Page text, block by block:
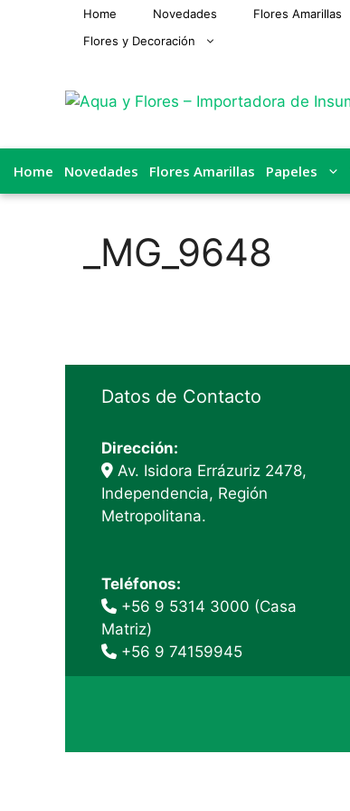
Home Novedades Flores Amarillas
Flores y Decoración
Home Novedades Flores Amarillas Papeles
_MG_9648
Datos de Contacto
Dirección:
Av. Isidora Errázuriz 2478,
Independencia, Región
Metropolitana.
Teléfonos:
+56 9 5314 3000 (Casa
Matriz)
+56 9 74159945